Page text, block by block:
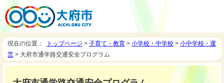
現在の位置： トップページ > 子育て・教育 > 小学校・中学校 > 小中学校・運
営 > 大府市通学路交通安全プログラム